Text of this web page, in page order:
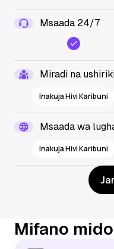
Msaada 24/7
Miradi na
Inakuja Hivi Karibuni
Msaada wa
Inakuja Hivi Karibuni
Mifano